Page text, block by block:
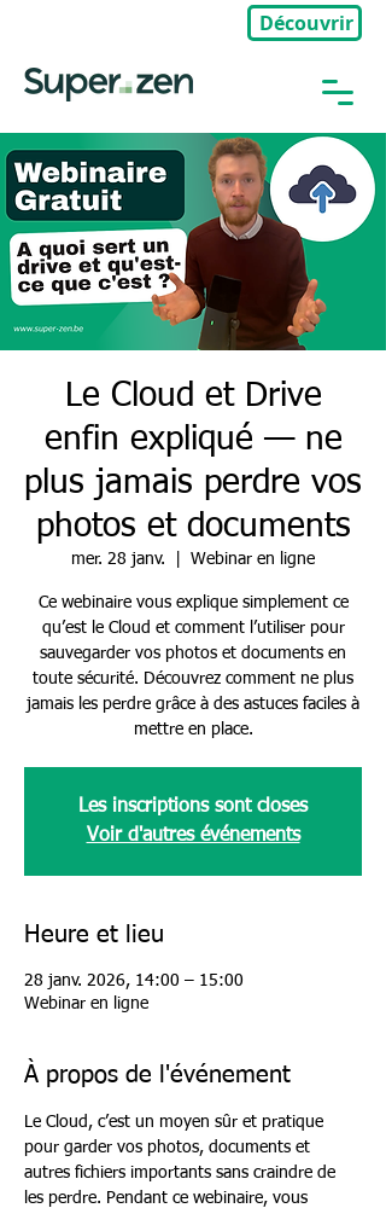
Découvrir
Le Cloud et Drive
enfin expliqué — ne
plus jamais perdre vos
photos et documents
mer. 28 janv. Webinar en ligne
Ce webinaire vous explique simplement ce
qu’est le Cloud et comment l’utiliser pour
sauvegarder vos photos et documents en
toute sécurité. Découvrez comment ne plus
jamais les perdre grâce à des astuces faciles à
mettre en place.
Les inscriptions sont closes
Voir d'autres événements
Heure et lieu
28 janv. 2026, 14:00 – 15:00
Webinar en ligne
À propos de l'événement
Le Cloud, c’est un moyen sûr et pratique
pour garder vos photos, documents et
autres fichiers importants sans craindre de
les perdre. Pendant ce webinaire, vous